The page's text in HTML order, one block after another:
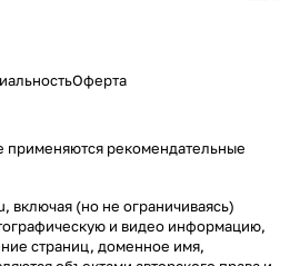
Оферта
применяются рекомендательные
включая (но не ограничиваясь)
и видео информацию,
страниц, доменное имя,